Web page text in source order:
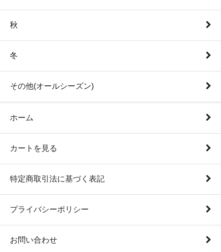
秋
冬
その他(オールシーズン)
ホーム
カートを見る
特定商取引法に基づく表記
プライバシーポリシー
お問い合わせ